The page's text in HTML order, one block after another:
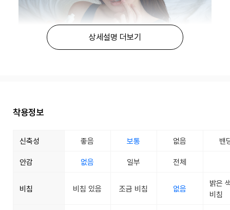
상세설명 더보기
착용정보
신축성 좋음 보통 없음 밴
안감 없음 일부 전체
비침 비침 있음 조금 비침 없음
밝은
비침